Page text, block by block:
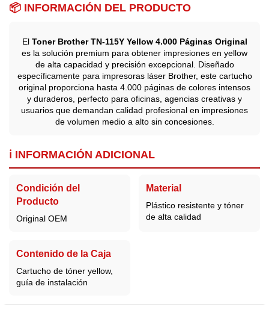
📦 INFORMACIÓN DEL PRODUCTO
El Toner Brother TN-115Y Yellow 4.000 Páginas Original
es la solución premium para obtener impresiones en yellow
de alta capacidad y precisión excepcional. Diseñado
específicamente para impresoras láser Brother, este cartucho
original proporciona hasta 4.000 páginas de colores intensos
y duraderos, perfecto para oficinas, agencias creativas y
usuarios que demandan calidad profesional en impresiones
de volumen medio a alto sin concesiones.
ℹ️ INFORMACIÓN ADICIONAL
Condición del
Producto
Original OEM
Material
Plástico resistente y tóner
de alta calidad
Contenido de la Caja
Cartucho de tóner yellow,
guía de instalación